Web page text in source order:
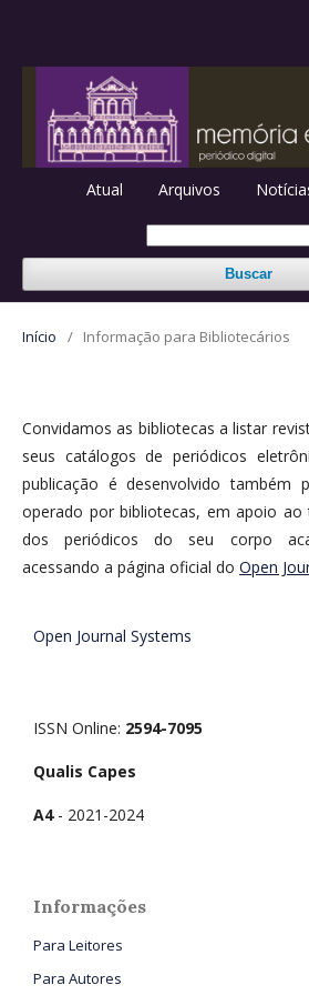
Atual Arquivos
Buscar
Início / Informação para Bibliotecários
Convidamos as bibliotecas a listar
seus catálogos de periódicos
publicação é desenvolvido também
operado por bibliotecas, em apoio ao
dos periódicos do seu corpo
acessando a página oficial do Open
Open Journal Systems
ISSN Online: 2594-7095
Qualis Capes
A4- 2021-2024
Informações
Para Leitores
Para Autores